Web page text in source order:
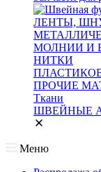
ЛЕНТЫ,
МОЛНИИ И
НИТКИ
ПРОЧИЕ
Ткани
ШВЕЙНЫЕ
Меню